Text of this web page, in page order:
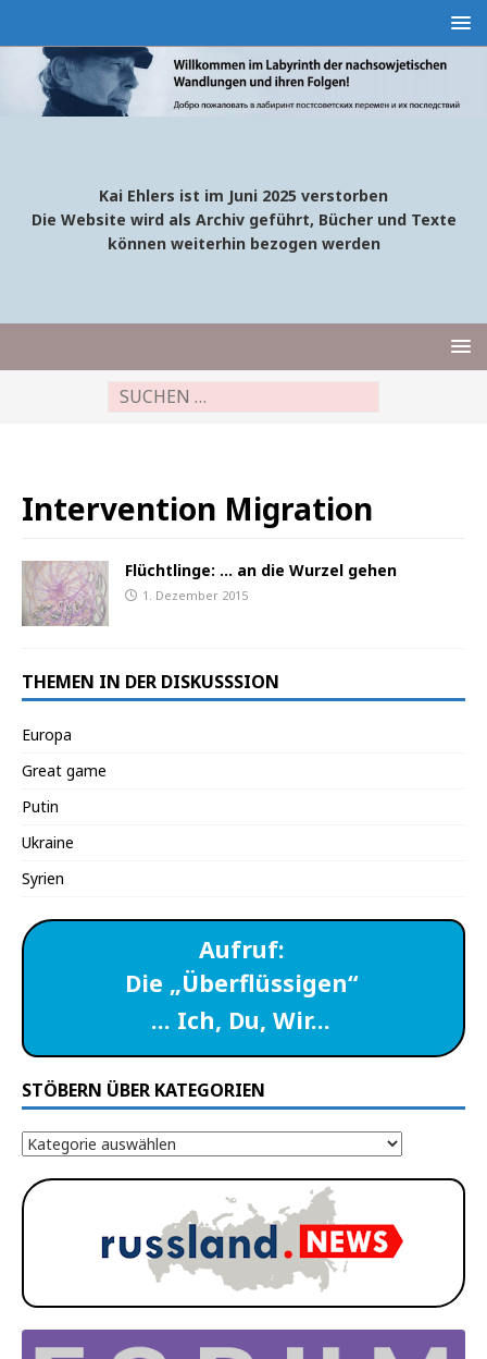
Kai Ehlers ist im Juni 2025 verstorben
Die Website wird als Archiv geführt, Bücher und Texte
können weiterhin bezogen werden
Intervention Migration
Flüchtlinge: … an die Wurzel gehen
1. Dezember 2015
THEMEN IN DER DISKUSSSION
Europa
Great game
Putin
Ukraine
Syrien
Aufruf:
Die „Überflüssigen“
… Ich, Du, Wir…
STÖBERN ÜBER KATEGORIEN